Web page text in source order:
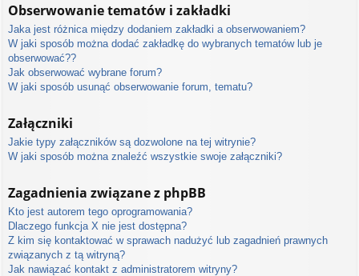
Obserwowanie tematów i zakładki
Jaka jest różnica między dodaniem zakładki a obserwowaniem?
W jaki sposób można dodać zakładkę do wybranych tematów lub je
obserwować??
Jak obserwować wybrane forum?
W jaki sposób usunąć obserwowanie forum, tematu?
Załączniki
Jakie typy załączników są dozwolone na tej witrynie?
W jaki sposób można znaleźć wszystkie swoje załączniki?
Zagadnienia związane z phpBB
Kto jest autorem tego oprogramowania?
Dlaczego funkcja X nie jest dostępna?
Z kim się kontaktować w sprawach nadużyć lub zagadnień prawnych
związanych z tą witryną?
Jak nawiązać kontakt z administratorem witryny?